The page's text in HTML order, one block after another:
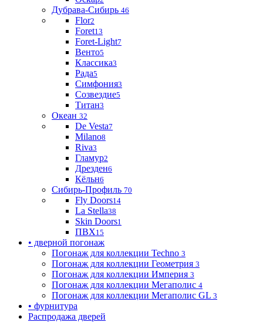
Дубрава-Сибирь 46
Flor2
Foret13
Foret-Light7
Венто5
Классика3
Рада5
Симфония3
Созвездие5
Титан3
Океан 32
De Vesta7
Milano8
Riva3
Гламур2
Дрезден6
Кёльн6
Сибирь-Профиль 70
Fly Doors14
La Stella38
Skin Doors1
ПВХ15
• дверной погонаж
Погонаж для коллекции Techno 3
Погонаж для коллекции Геометрия 3
Погонаж для коллекции Империя 3
Погонаж для коллекции Мегаполис 4
Погонаж для коллекции Мегаполис GL 3
• фурнитура
Распродажа дверей